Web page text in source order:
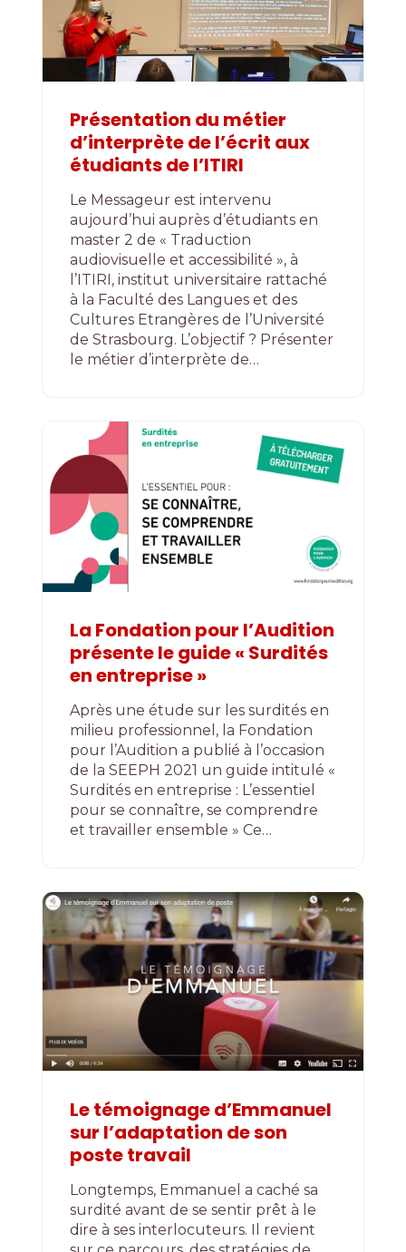
Présentation du métier
d’interprète de l’écrit aux
étudiants de l’ITIRI
Le Messageur est intervenu
aujourd’hui auprès d’étudiants en
master 2 de « Traduction
audiovisuelle et accessibilité », à
l’ITIRI, institut universitaire rattaché
à la Faculté des Langues et des
Cultures Etrangères de l’Université
de Strasbourg. L’objectif ? Présenter
le métier d’interprète de…
La Fondation pour l’Audition
présente le guide « Surdités
en entreprise »
Après une étude sur les surdités en
milieu professionnel, la Fondation
pour l’Audition a publié à l’occasion
de la SEEPH 2021 un guide intitulé «
Surdités en entreprise : L’essentiel
pour se connaître, se comprendre
et travailler ensemble » Ce…
Le témoignage d’Emmanuel
sur l’adaptation de son
poste travail
Longtemps, Emmanuel a caché sa
surdité avant de se sentir prêt à le
dire à ses interlocuteurs. Il revient